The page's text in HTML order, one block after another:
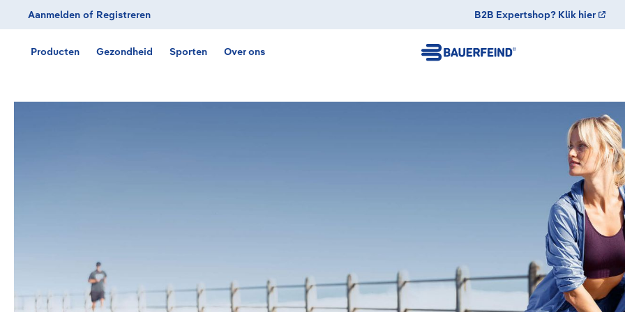
Ga naar de hoofdnavigatie
Aanmelden of Registreren B2B Expertshop? Klik hier
Producten Gezondheid Sporten Over ons